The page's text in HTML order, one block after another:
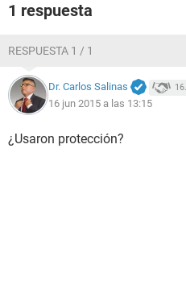
1 respuesta
RESPUESTA 1 / 1
Dr. Carlos Salinas
16 jun 2015 a las 13:15
¿Usaron protección?